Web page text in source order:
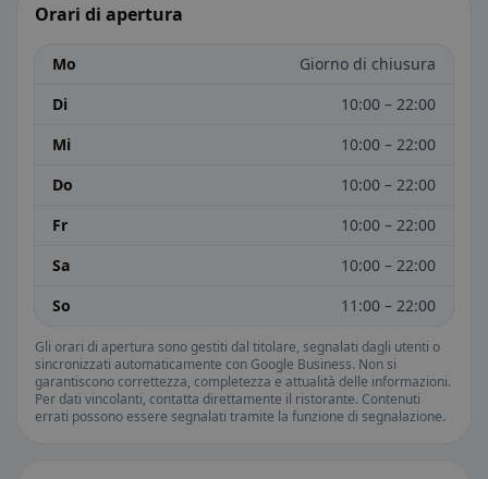
Orari di apertura
Mo
Giorno di chiusura
Di
10:00 – 22:00
Mi
10:00 – 22:00
Do
10:00 – 22:00
Fr
10:00 – 22:00
Sa
10:00 – 22:00
So
11:00 – 22:00
Gli orari di apertura sono gestiti dal titolare, segnalati dagli utenti o
sincronizzati automaticamente con Google Business. Non si
garantiscono correttezza, completezza e attualità delle informazioni.
Per dati vincolanti, contatta direttamente il ristorante. Contenuti
errati possono essere segnalati tramite la funzione di segnalazione.